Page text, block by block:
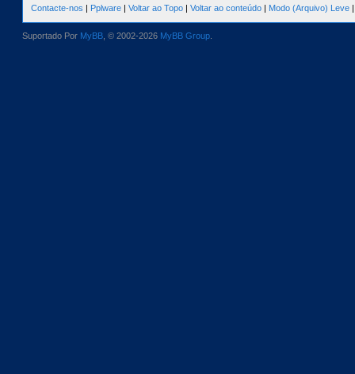
Contacte-nos | Pplware | Voltar ao Topo | Voltar ao conteúdo | Modo (Arquivo) Leve
Suportado Por MyBB , © 2002-2026 MyBB Group